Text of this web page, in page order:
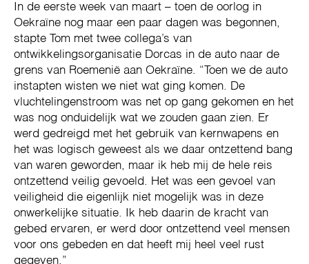
In de eerste week van maart – toen de oorlog in
Oekraïne nog maar een paar dagen was begonnen,
stapte Tom met twee collega’s van
ontwikkelingsorganisatie Dorcas in de auto naar de
grens van Roemenië aan Oekraïne. “Toen we de auto
instapten wisten we niet wat ging komen. De
vluchtelingenstroom was net op gang gekomen en het
was nog onduidelijk wat we zouden gaan zien. Er
werd gedreigd met het gebruik van kernwapens en
het was logisch geweest als we daar ontzettend bang
van waren geworden, maar ik heb mij de hele reis
ontzettend veilig gevoeld. Het was een gevoel van
veiligheid die eigenlijk niet mogelijk was in deze
onwerkelijke situatie. Ik heb daarin de kracht van
gebed ervaren, er werd door ontzettend veel mensen
voor ons gebeden en dat heeft mij heel veel rust
gegeven.”